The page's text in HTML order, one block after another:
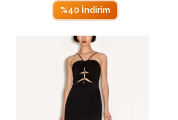
%40 İndirim